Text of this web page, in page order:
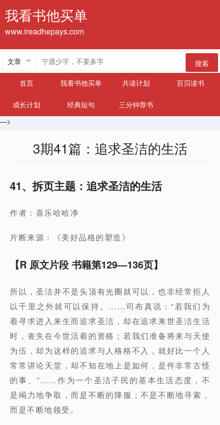
我看书他买单
www.ireadhepays.com
搜索
首页
我看书他买单 共读计划 百贝读书
成长计划 经典短句
三分钟荐书
—>
3期41篇：追求圣洁的生活
41、拆页主题：追求圣洁的生活
作者： 喜乐哈哈净
片断来源：《美好品格的塑造》
【R 原文片段 书籍第129—136页】
所以，圣洁并不是头顶有光圈就可以，也非经常拒人
以千里之外就可以保持。……司布真说：“若我们为
着寻求进入来生而追求圣洁，却在追求来世圣洁生活
时，丧失在今世活着的资格；若我们准备将来与天使
为伍，却为这样的追求与人格格不入，就好比一个人
常常讲论天堂，却不知在地上是如何，是件非常古怪
的事。”……作为一个圣洁子民的基本生活态度，不
是竭力地争取，而是不断的降服；不是不断地寻索，
而是不断地领受。